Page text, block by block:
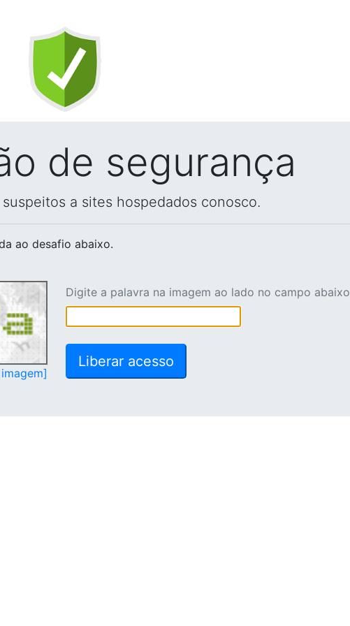
de segurança
a sites hospedados conosco.
ao desafio abaixo.
Digite a palavra na imagem ao lado no campo abaixo